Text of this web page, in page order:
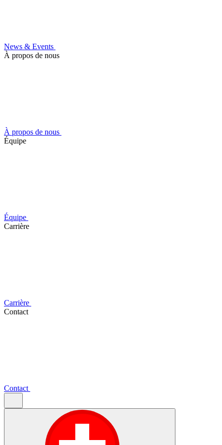
News & Events
À propos de nous
À propos de nous
Équipe
Équipe
Carrière
Carrière
Contact
Contact